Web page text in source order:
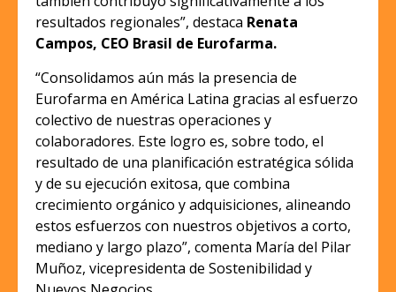
resultados regionales”, destaca Renata
Campos, CEO Brasil de Eurofarma.
“Consolidamos aún más la presencia de
Eurofarma en América Latina gracias al esfuerzo
colectivo de nuestras operaciones y
colaboradores. Este logro es, sobre todo, el
resultado de una planificación estratégica sólida
y de su ejecución exitosa, que combina
crecimiento orgánico y adquisiciones, alineando
estos esfuerzos con nuestros objetivos a corto,
mediano y largo plazo”, comenta María del Pilar
Muñoz, vicepresidenta de Sostenibilidad y